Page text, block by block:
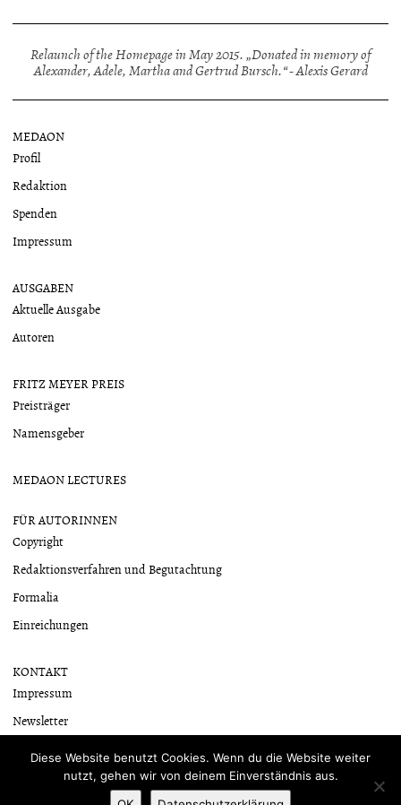
Relaunch of the Homepage in May 2015. „Donated in memory of
Alexander, Adele, Martha and Gertrud Bursch.“ - Alexis Gerard
MEDAON
Profil
Redaktion
Spenden
Impressum
AUSGABEN
Aktuelle Ausgabe
Autoren
FRITZ MEYER PREIS
Preisträger
Namensgeber
MEDAON LECTURES
FÜR AUTORINNEN
Copyright
Redaktionsverfahren und Begutachtung
Formalia
Einreichungen
KONTAKT
Impressum
Newsletter
Diese Website benutzt Cookies. Wenn du die Website weiter
nutzt, gehen wir von deinem Einverständnis aus.